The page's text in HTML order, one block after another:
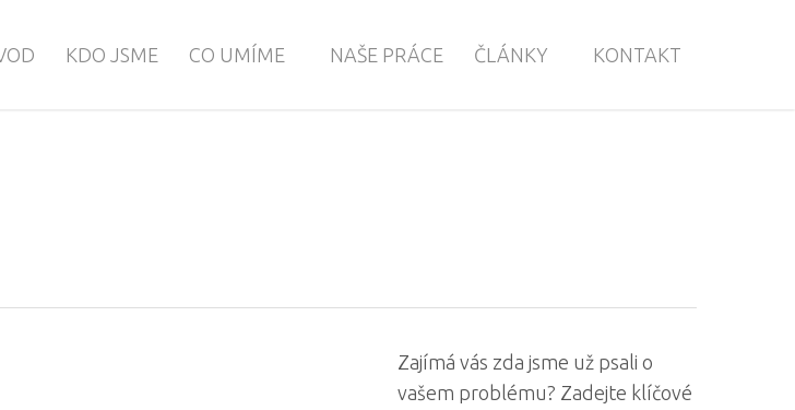
KDO JSME CO UMÍME NAŠE PRÁCE ČLÁNKY KONTAKT
Zajímá vás zda jsme už psali o
vašem problému? Zadejte klíčové